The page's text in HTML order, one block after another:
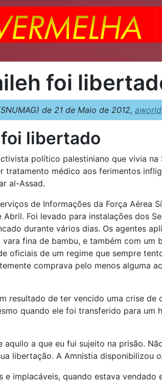
foi
de 21 de Maio de 2012,
libertado
político palestiniano que vivia
tratamento médico aos ferimentos
al-Assad.
de Informações da Força Aérea
Foi levado para instalações dos
durante vários dias. Os agentes
fina de bambu, e também com
oficiais de um regime que sempre
comprava pelo menos alguma
resultado de ter vencido uma crise de
quando ele foi transferido para um
a que eu fui sujeito na prisão.
libertação. A Amnistia disponibilizou
implacáveis, quando estava